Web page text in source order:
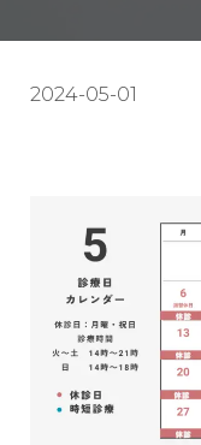
2024-05-01